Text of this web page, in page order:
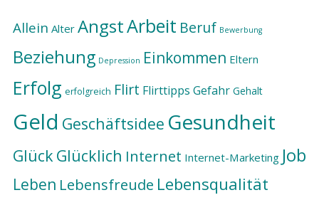
Allein Alter AngstArbeit Beruf Bewerbung
Beziehung Depression Einkommen Eltern
Erfolg erfolgreich Flirt Flirttipps Gefahr Gehalt
Geld Geschäftsidee Gesundheit
Glück Glücklich Internet Internet-Marketing Job
Leben Lebensfreude Lebensqualität